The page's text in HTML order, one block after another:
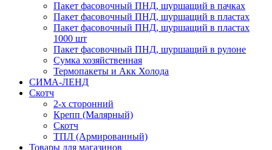
Пакет фасовочный ПНД, шуршащий в пачках
Пакет фасовочный ПНД, шуршащий в пластах
Пакет фасовочный ПНД, шуршащий в пластах
1000 шт
Пакет фасовочный ПНД, шуршащий в рулоне
Сумка хозяйственная
Термопакеты и Акк Холода
СИМА-ЛЕНД
Скотч
2-х сторонний
Крепп (Малярный)
Скотч
ТПЛ (Армированный)
Товары для магазинов